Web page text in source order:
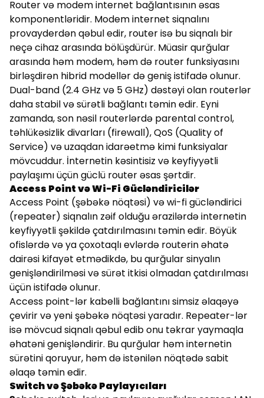
Router və modem internet bağlantısının əsas
komponentləridir. Modem internet siqnalını
provayderdən qəbul edir, router isə bu siqnalı bir
neçə cihaz arasında bölüşdürür. Müasir qurğular
arasında həm modem, həm də router funksiyasını
birləşdirən hibrid modellər də geniş istifadə olunur.
Dual-band (2.4 GHz və 5 GHz) dəstəyi olan routerlər
daha stabil və sürətli bağlantı təmin edir. Eyni
zamanda, son nəsil routerlərdə parental control,
təhlükəsizlik divarları (firewall), QoS (Quality of
Service) və uzaqdan idarəetmə kimi funksiyalar
mövcuddur. İnternetin kəsintisiz və keyfiyyətli
paylaşımı üçün güclü router əsas şərtdir.
Access Point və Wi-Fi Gücləndiricilər
Access Point (şəbəkə nöqtəsi) və wi-fi gücləndirici
(repeater) siqnalın zəif olduğu ərazilərdə internetin
keyfiyyətli şəkildə çatdırılmasını təmin edir. Böyük
ofislərdə və ya çoxotaqlı evlərdə routerin əhatə
dairəsi kifayət etmədikdə, bu qurğular sinyalın
genişləndirilməsi və sürət itkisi olmadan çatdırılması
üçün istifadə olunur.
Access point-lər kabelli bağlantını simsiz əlaqəyə
çevirir və yeni şəbəkə nöqtəsi yaradır. Repeater-lər
isə mövcud siqnalı qəbul edib onu təkrar yaymaqla
əhatəni genişləndirir. Bu qurğular həm internetin
sürətini qoruyur, həm də istənilən nöqtədə sabit
əlaqə təmin edir.
Switch və Şəbəkə Paylayıcıları